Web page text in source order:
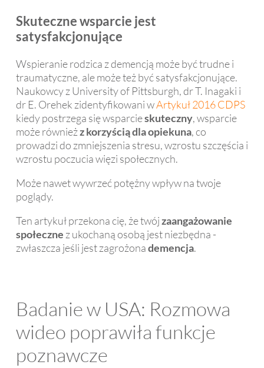
Skuteczne wsparcie jest
satysfakcjonujące
Wspieranie rodzica z demencją może być trudne i
traumatyczne, ale może też być satysfakcjonujące.
Naukowcy z University of Pittsburgh, dr T. Inagaki i
dr E. Orehek zidentyfikowani wArtykuł 2016 CDPS
kiedy postrzega się wsparcieskuteczny, wsparcie
może równieżz korzyścią dla opiekuna, co
prowadzi do zmniejszenia stresu, wzrostu szczęścia i
wzrostu poczucia więzi społecznych.
Może nawet wywrzeć potężny wpływ na twoje
poglądy.
Ten artykuł przekona cię, że twójzaangażowanie
społecznez ukochaną osobą jest niezbędna -
zwłaszcza jeśli jest zagrożonademencja.
Badanie w USA: Rozmowa
wideo poprawiła funkcje
poznawcze